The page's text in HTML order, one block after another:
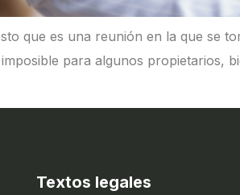
que es una reunión en la que se
para algunos propietarios,
Textos legales